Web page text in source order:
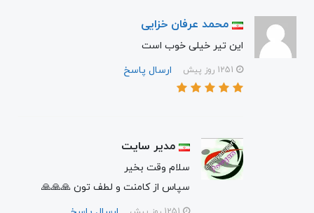
محمد عرفان خزایی
این تیر خیلی خوب است
ارسال پاسخ
مدیر سایت
سلام وقت بخیر
سپاس از کامنت و لطف تون 🙏🙏🙏